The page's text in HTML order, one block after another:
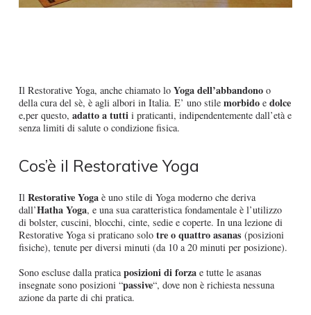
Il Restorative Yoga, anche chiamato loYoga dell’abbandono o
della cura del sè, è agli albori in Italia. E’ uno stilemorbido edolce
e,per questo,adatto a tutti i praticanti, indipendentemente dall’età e
senza limiti di salute o condizione fisica.
Cos’è il Restorative Yoga
IlRestorative Yoga è uno stile di Yoga moderno che deriva
dall’Hatha Yoga, e una sua caratteristica fondamentale è l’utilizzo
di bolster, cuscini, blocchi, cinte, sedie e coperte. In una lezione di
Restorative Yoga si praticano solotre o quattro asanas (posizioni
fisiche), tenute per diversi minuti (da 10 a 20 minuti per posizione).
Sono escluse dalla praticaposizioni di forza e tutte le asanas
insegnate sono posizioni “passive“, dove non è richiesta nessuna
azione da parte di chi pratica.